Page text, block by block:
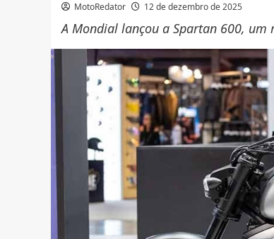
MotoRedator 12 de dezembro de 2025
A Mondial lançou a Spartan 600,